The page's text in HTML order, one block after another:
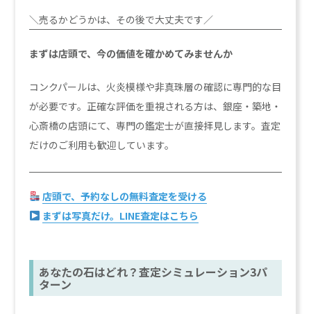
＼売るかどうかは、その後で大丈夫です／
まずは店頭で、今の価値を確かめてみませんか
コンクパールは、火炎模様や非真珠層の確認に専門的な目
が必要です。正確な評価を重視される方は、銀座・築地・
心斎橋の店頭にて、専門の鑑定士が直接拝見します。査定
だけのご利用も歓迎しています。
店頭で、予約なしの無料査定を受ける
まずは写真だけ。LINE査定はこちら
あなたの石はどれ？査定シミュレーション3パ
ターン